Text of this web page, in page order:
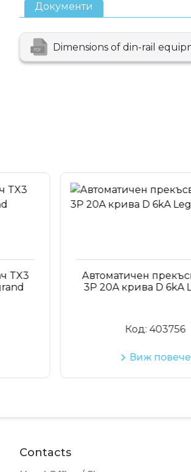
Документи
Dimensions of din-rail
Автоматичен прекъсвач
3P 20A крива D 6kA
403756
Виж повече
Contacts